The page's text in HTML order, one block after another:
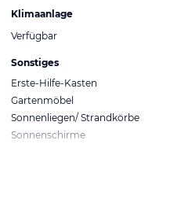
Klimaanlage
Verfügbar
Sonstiges
Erste-Hilfe-Kasten
Gartenmöbel
Sonnenliegen/ Strandkörbe
Sonnenschirme